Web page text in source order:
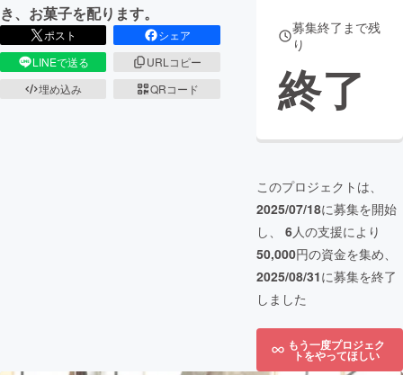
き、お菓子を配ります。
ポスト
シェア
LINEで送る
URLコピー
埋め込み
QRコード
募集終了まで残
り
終了
このプロジェクトは、
2025/07/18に募集を開始
し、 6人の支援により
50,000円の資金を集め、
2025/08/31に募集を終了
しました
もう一度プロジェク
トをやってほしい